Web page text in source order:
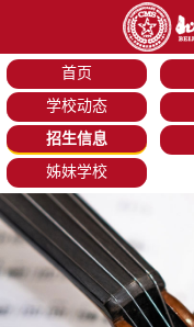
首页
学校动态
招生信息
姊妹学校